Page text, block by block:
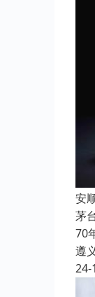
安
茅
70
遵
24-